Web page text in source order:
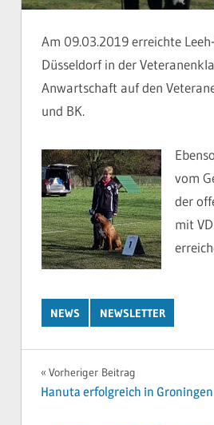
Am 09.03.2019 erreichte
Düsseldorf in der
Anwartschaft auf den
und BK.
vom
der
mit
NEWS NEWSLETTER
Beitragsnavigation
Vorheriger Beitrag
Hanuta erfolgreich in Groningen